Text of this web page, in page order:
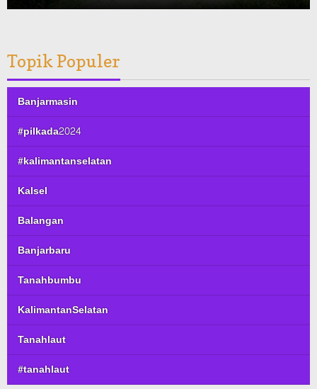
Topik Populer
Banjarmasin
#pilkada2024
#kalimantanselatan
Kalsel
Balangan
Banjarbaru
Tanahbumbu
KalimantanSelatan
Tanahlaut
#tanahlaut